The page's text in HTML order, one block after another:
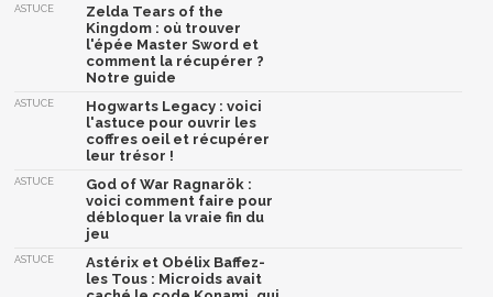
ASTUCE
Zelda Tears of the
Kingdom : où trouver
l'épée Master Sword et
comment la récupérer ?
Notre guide
ASTUCE
Hogwarts Legacy : voici
l'astuce pour ouvrir les
coffres oeil et récupérer
leur trésor !
ASTUCE
God of War Ragnarök :
voici comment faire pour
débloquer la vraie fin du
jeu
ASTUCE
Astérix et Obélix Baffez-
les Tous : Microids avait